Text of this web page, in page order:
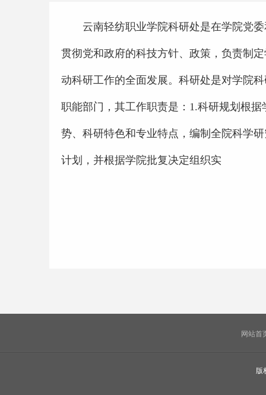
云南轻纺职业学院科研处是在学院党
贯彻党和政府的科技方针、政策，负责制
动科研工作的全面发展。科研处是对学院
职能部门，其工作职责是：1.科研规划根
势、科研特色和专业特点，编制全院科学
计划，并根据学院批复决定组织实
网站首
版